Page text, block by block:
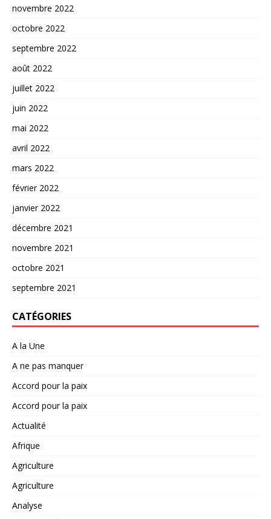
novembre 2022
octobre 2022
septembre 2022
août 2022
juillet 2022
juin 2022
mai 2022
avril 2022
mars 2022
février 2022
janvier 2022
décembre 2021
novembre 2021
octobre 2021
septembre 2021
CATÉGORIES
A la Une
A ne pas manquer
Accord pour la paix
Accord pour la paix
Actualité
Afrique
Agriculture
Agriculture
Analyse